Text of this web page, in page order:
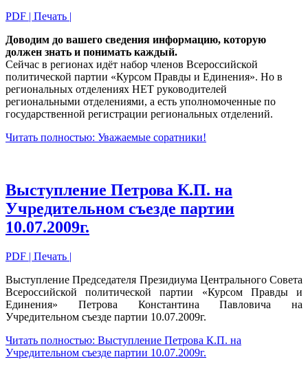
PDF | Печать |
Доводим до вашего сведения информацию, которую
должен знать и понимать каждый.
Сейчас в регионах идёт набор членов Всероссийской
политической партии «Курсом Правды и Единения». Но в
региональных отделениях НЕТ руководителей
региональными отделениями, а есть уполномоченные по
государственной регистрации региональных отделений.
Читать полностью: Уважаемые соратники!
Выступление Петрова К.П. на
Учредительном съезде партии
10.07.2009г.
PDF | Печать |
Выступление Председателя Президиума Центрального Совета
Всероссийской политической партии «Курсом Правды и
Единения» Петрова Константина Павловича на
Учредительном съезде партии 10.07.2009г.
Читать полностью: Выступление Петрова К.П. на
Учредительном съезде партии 10.07.2009г.